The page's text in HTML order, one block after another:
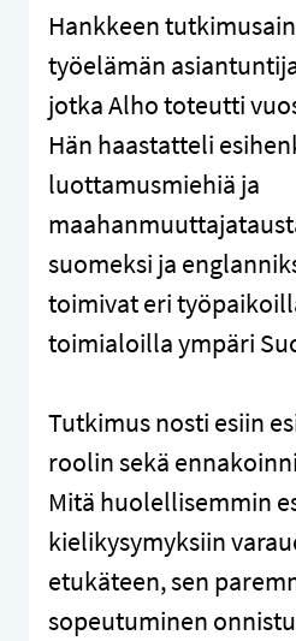
Hankkeen
työelämän
jotka Alho toteutti
Hän haastatteli
luottamusmiehiä ja
suomeksi ja
toimivat eri
toimialoilla ympäri
Tutkimus nosti esiin
roolin sekä
Mitä huolellisemmin
kielikysymyksiin
etukäteen, sen
sopeutuminen